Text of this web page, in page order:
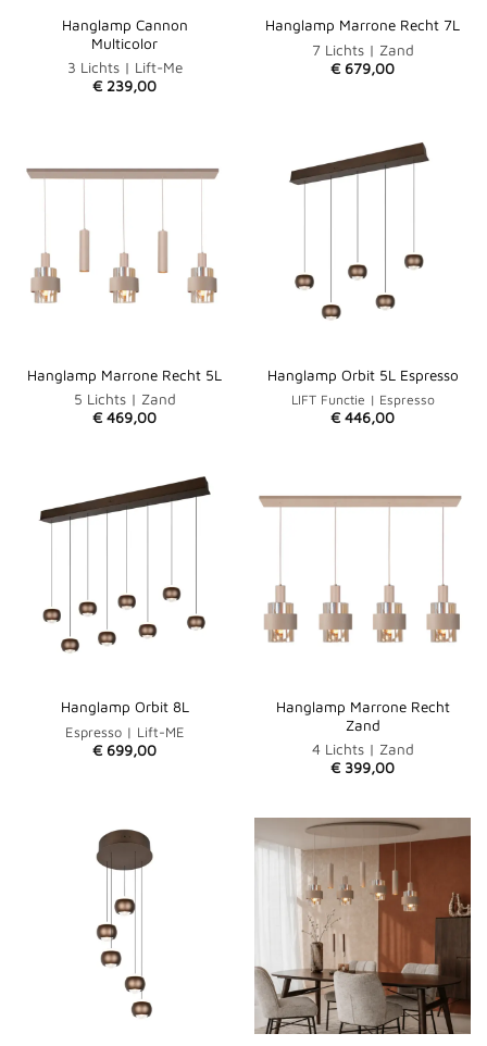
Hanglamp Cannon
Multicolor
3 Lichts | Lift-Me
€ 239,00
Hanglamp Marrone Recht 7L
7 Lichts | Zand
€ 679,00
Hanglamp Marrone Recht 5L
5 Lichts | Zand
€ 469,00
Hanglamp Orbit 5L Espresso
LIFT Functie | Espresso
€ 446,00
Hanglamp Orbit 8L
Espresso | Lift-ME
€ 699,00
Hanglamp Marrone Recht
Zand
4 Lichts | Zand
€ 399,00